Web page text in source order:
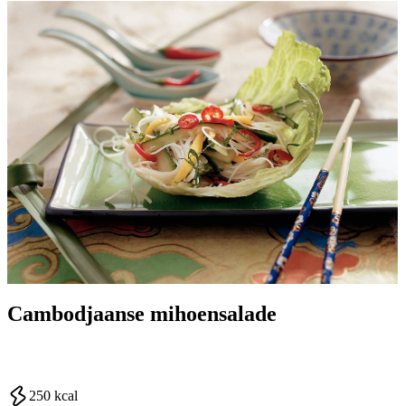
Cambodjaanse mihoensalade
250 kcal